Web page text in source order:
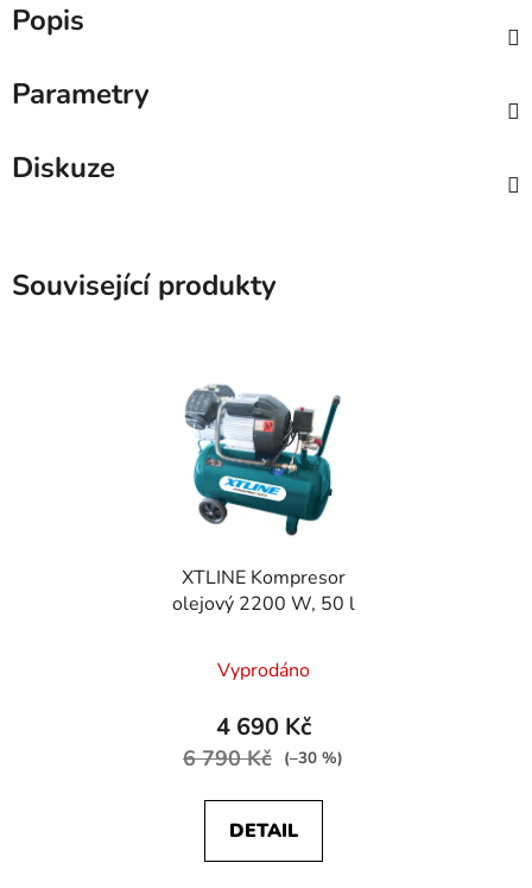
Popis
Parametry
Diskuze
Související produkty
XTLINE Kompresor
olejový 2200 W, 50 l
Vyprodáno
4 690 Kč
6 790 Kč (–30 %)
DETAIL